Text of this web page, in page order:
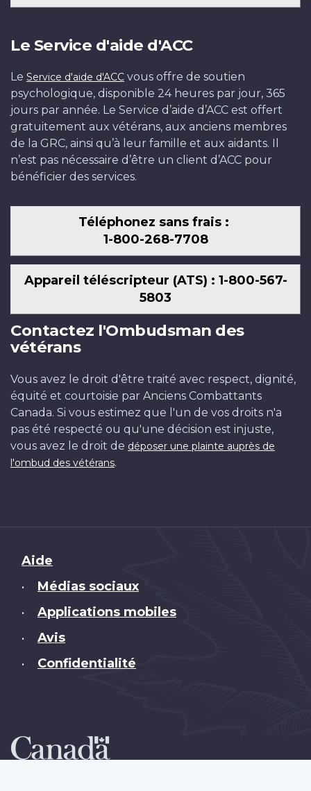
Le Service d'aide d'ACC
Le Service d'aide d'ACC vous offre de soutien
psychologique, disponible 24 heures par jour, 365
jours par année. Le Service d’aide d’ACC est offert
gratuitement aux vétérans, aux anciens membres
de la GRC, ainsi qu’à leur famille et aux aidants. Il
n’est pas nécessaire d’être un client d’ACC pour
bénéficier des services.
Téléphonez sans frais :
1-800-268-7708
Appareil téléscripteur (ATS) : 1-800-567-
5803
Contactez l'Ombudsman des
vétérans
Vous avez le droit d'être traité avec respect, dignité,
équité et courtoisie par Anciens Combattants
Canada. Si vous estimez que l'un de vos droits n'a
pas été respecté ou qu'une décision est injuste,
vous avez le droit de déposer une plainte auprès de
l'ombud des vétérans.
Brand
Aide
• Médias sociaux
• Applications mobiles
• Avis
• Confidentialité